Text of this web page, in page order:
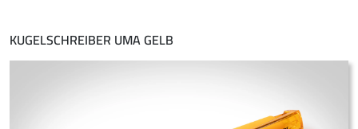
KUGELSCHREIBER UMA GELB